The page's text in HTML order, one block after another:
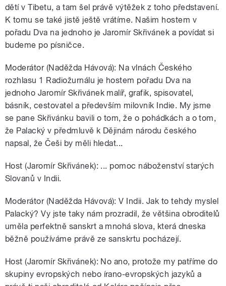
dětí v Tibetu, a tam šel právě výtěžek z toho představení.
K tomu se také jistě ještě vrátíme. Našim hostem v
pořadu Dva na jednoho je Jaromír Skřivánek a povídat si
budeme po písničce.
Moderátor (Naděžda Hávová): Na vlnách Českého
rozhlasu 1 Radiožurnálu je hostem pořadu Dva na
jednoho Jaromír Skřivánek malíř, grafik, spisovatel,
básník, cestovatel a především milovník Indie. My jsme
se pane Skřivánku bavili o tom, že o pohádkách a o tom,
že Palacký v předmluvě k Dějinám národu českého
napsal, že Češi by měli hledat...
Host (Jaromír Skřivánek): ... pomoc náboženství starých
Slovanů v Indii.
Moderátor (Naděžda Hávová): V Indii. Jak to tehdy myslel
Palacký? Vy jste taky nám prozradil, že většina obroditelů
uměla perfektně sanskrt a mnohá slova, která dneska
běžně používáme právě ze sanskrtu pocházejí.
Host (Jaromír Skřivánek): No ano, protože my patříme do
skupiny evropských nebo írano-evropských jazyků a